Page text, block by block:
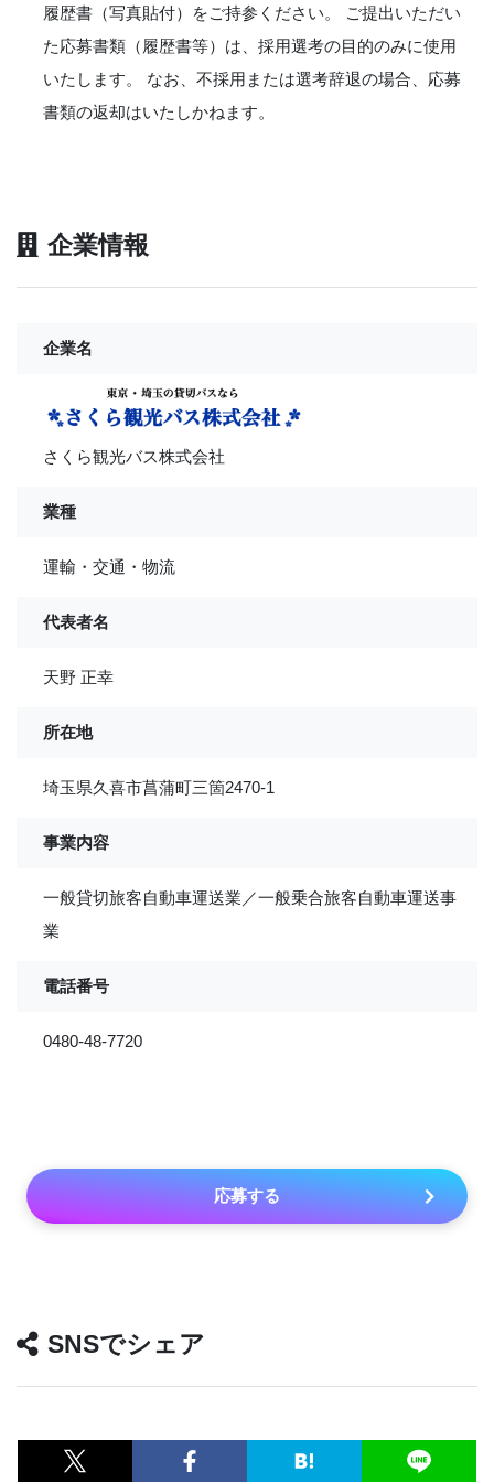
履歴書（写真貼付）をご持参ください。 ご提出いただい
た応募書類（履歴書等）は、採用選考の目的のみに使用
いたします。 なお、不採用または選考辞退の場合、応募
書類の返却はいたしかねます。
企業情報
企業名
さくら観光バス株式会社
業種
運輸・交通・物流
代表者名
天野 正幸
所在地
埼玉県久喜市菖蒲町三箇2470-1
事業内容
一般貸切旅客自動車運送業／一般乗合旅客自動車運送事
業
電話番号
0480-48-7720
応募する
SNSでシェア